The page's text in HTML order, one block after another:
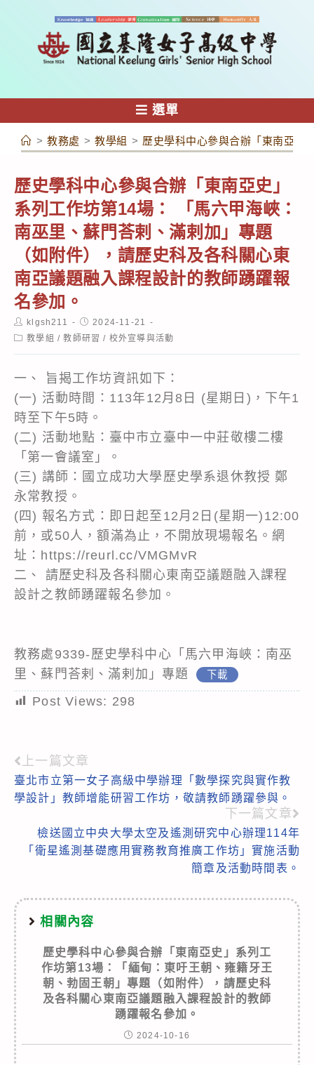
容
選單
> 教務處 > 教學組 > 歷史學科中心參與合辦「東南亞史
歷史學科中心參與合辦「東南亞史」
系列工作坊第14場： 「馬六甲海峽：
南巫里、蘇門荅剌、滿剌加」專題
（如附件），請歷史科及各科關心東
南亞議題融入課程設計的教師踴躍報
名參加。
Post
author:
klgsh211
Post
published:
2024-11-21
Post教學組 / 教師研習 / 校外宣導與活動
一、 旨揭工作坊資訊如下：
(一) 活動時間：113年12月8日 (星期日)，下午1
時至下午5時。
(二) 活動地點：臺中市立臺中一中莊敬樓二樓
「第一會議室」。
(三) 講師：國立成功大學歷史學系退休教授 鄭
永常教授。
(四) 報名方式：即日起至12月2日(星期一)12:00
前，或50人，額滿為止，不開放現場報名。網
址：https://reurl.cc/VMGMvR
二、 請歷史科及各科關心東南亞議題融入課程
設計之教師踴躍報名參加。
教務處9339-歷史學科中心「馬六甲海峽：南巫
里、蘇門荅剌、滿剌加」專題
下載
Post Views: 298
Read
more
上一篇文章
臺北市立第一女子高級中學辦理「數學探究與實作教
學設計」教師增能研習工作坊，敬請教師踴躍參與。
下一篇文章
檢送國立中央大學太空及遙測研究中心辦理114年
「衛星遙測基礎應用實務教育推廣工作坊」實施活動
簡章及活動時間表。
相關內容
歷史學科中心參與合辦「東南亞史」系列工
作坊第13場：「緬甸：東吁王朝、雍籍牙王
朝、勃固王朝」專題（如附件），請歷史科
及各科關心東南亞議題融入課程設計的教師
踴躍報名參加。
2024-10-16